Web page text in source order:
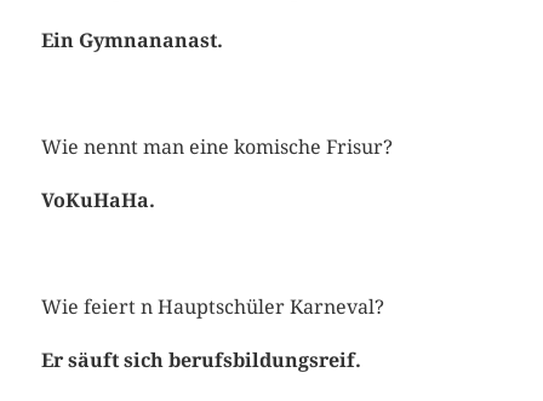
Ein Gymnananast.
Wie nennt man eine komische Frisur?
VoKuHaHa.
Wie feiert n Hauptschüler Karneval?
Er säuft sich berufsbildungsreif.